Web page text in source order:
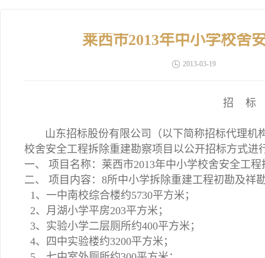
莱西市2013年中小学校舍
2013-03-19
招 标
山东招标股份有限公司（以下简称招标代理机
校舍安全工程拆除重建勘察项目以公开招标方式进
一、 项目名称：莱西市2013年中小学校舍安全工
二、 项目内容：8所中小学拆除重建工程初勘及祥
1、一中南校综合楼约5730平方米；
2、月湖小学平房203平方米；
3、实验小学二层厕所约400平方米；
4、四中实验楼约3200平方米；